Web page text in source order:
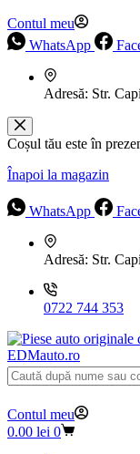
Contul meu
WhatsApp
Adresă: Str.
Coșul tău este în
Înapoi la magazin
WhatsApp
Adresă: Str.
0722 744 353
EDMauto.ro
Niciun
rezultat
Contul meu
Coș
0.00 lei 0